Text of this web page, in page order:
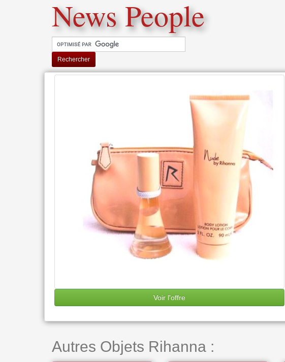
News People
Rechercher
Voir l'offre
Autres Objets Rihanna :